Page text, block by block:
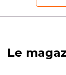
Le